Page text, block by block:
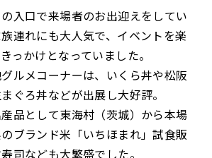
入口で来場者のお出迎えをしてい
連れにも大人気で、イベントを楽
っかけとなっていました。
ルメコーナーは、いくら丼や松阪
ぐろ丼などが出展し大好評。
品として東海村（茨城）から本場
ブランド米「いちほまれ」試食販
司なども大繁盛でした。